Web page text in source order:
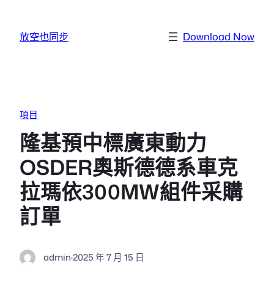
放空也同步 Download Now
項目
隆基預中標廣東動力
OSDER奧斯德德系車克
拉瑪依300MW組件采購
訂單
admin·2025 年 7 月 15 日